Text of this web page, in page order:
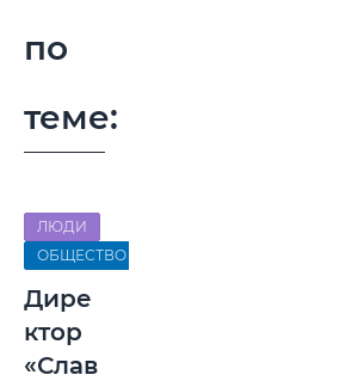
по
теме:
ЛЮДИ
ОБЩЕСТВО
Дире
ктор
«Слав